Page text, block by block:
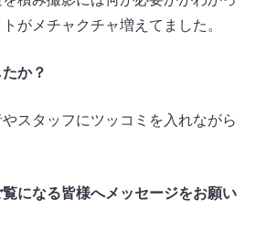
がメチャクチャ増えてました。
か？
スタッフにツッコミを入れながら
になる皆様へメッセージをお願い